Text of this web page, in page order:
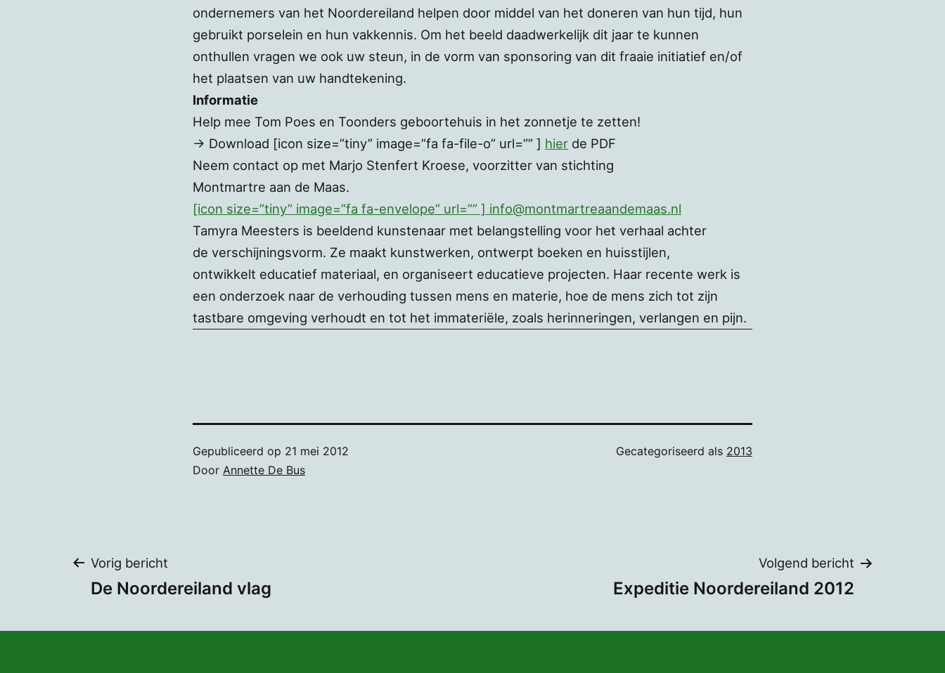
ondernemers van het Noordereiland helpen door middel van het doneren van hun tijd, hun
gebruikt porselein en hun vakkennis. Om het beeld daadwerkelijk dit jaar te kunnen
onthullen vragen we ook uw steun, in de vorm van sponsoring van dit fraaie initiatief en/of
het plaatsen van uw handtekening.
Informatie
Help mee Tom Poes en Toonders geboortehuis in het zonnetje te zetten!
-> Download [icon size=”tiny” image=”fa fa-file-o” url=”” ] hier de PDF
Neem contact op met Marjo Stenfert Kroese, voorzitter van stichting
Montmartre aan de Maas.
[icon size=”tiny” image=”fa fa-envelope” url=”” ] info@montmartreaandemaas.nl
Tamyra Meesters is beeldend kunstenaar met belangstelling voor het verhaal achter
de verschijningsvorm. Ze maakt kunstwerken, ontwerpt boeken en huisstijlen,
ontwikkelt educatief materiaal, en organiseert educatieve projecten. Haar recente werk is
een onderzoek naar de verhouding tussen mens en materie, hoe de mens zich tot zijn
tastbare omgeving verhoudt en tot het immateriële, zoals herinneringen, verlangen en pijn.
Gepubliceerd op 21 mei 2012
Door Annette De Bus
Gecategoriseerd als 2013
Bericht
Vorig bericht
De Noordereiland vlag
Volgend bericht
Expeditie Noordereiland 2012